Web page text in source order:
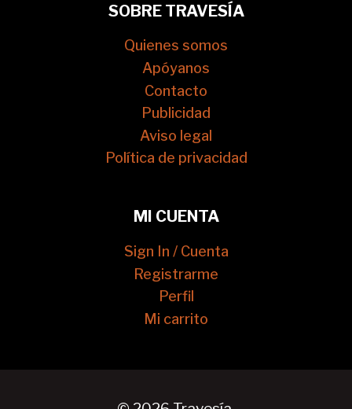
SOBRE TRAVESÍA
Quienes somos
Apóyanos
Contacto
Publicidad
Aviso legal
Política de privacidad
MI CUENTA
Sign In / Cuenta
Registrarme
Perfil
Mi carrito